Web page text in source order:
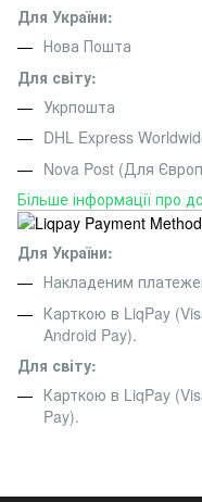
Для України:
Нова Пошта
Для світу:
Укрпошта
DHL Express
Nova Post (Для
Більше інформації про
Для України:
Накладеним
Карткою в LiqPay
Android Pay).
Для світу:
Карткою в LiqPay
Pay).